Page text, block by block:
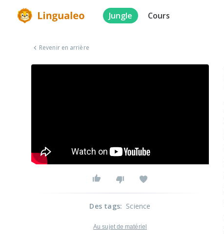
Jungle Cours
Revenir en arrière
Des tags: Science
Au sujet de matériel